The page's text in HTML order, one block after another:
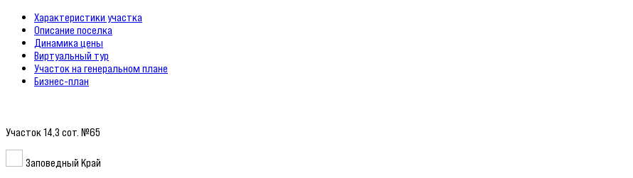
Характеристики участка
Описание поселка
Динамика цены
Виртуальный тур
Участок на генеральном плане
Бизнес-план
Участок 14,3 сот. №65
Заповедный Край